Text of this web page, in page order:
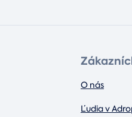
O nás
Ľudia v